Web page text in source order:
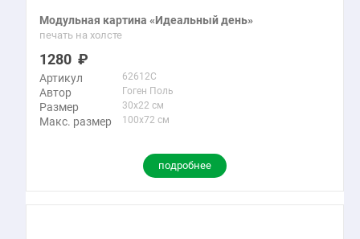
Модульная картина «Идеальный день»
печать на холсте
1280
Артикул 62612C
Автор Гоген Поль
Размер 30x22 см
Макс. размер 100x72 см
подробнее